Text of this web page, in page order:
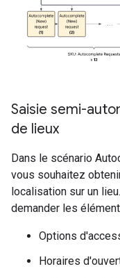
Saisie semi-
de lieux
Dans le scénario
vous souhaitez
localisation sur un
demander les
Options
Horaires